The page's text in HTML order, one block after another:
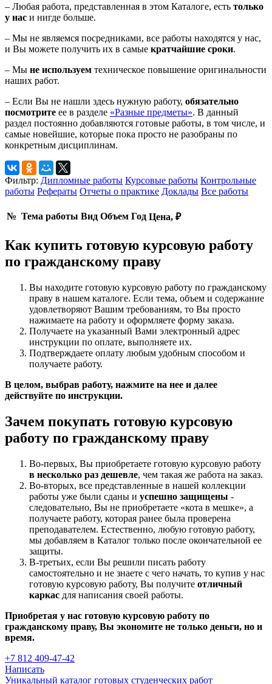
– Любая работа, представленная в этом Каталоге, есть только
у нас и нигде больше.
– Мы не являемся посредниками, все работы находятся у нас,
и Вы можете получить их в самые кратчайшие сроки.
– Мы не используем техническое повышение оригинальности
наших работ.
– Если Вы не нашли здесь нужную работу, обязательно
посмотрите ее в разделе «Разные предметы». В данный
раздел постоянно добавляются готовые работы, в том числе, и
самые новейшие, которые пока просто не разобраны по
конкретным дисциплинам.
Фильтр: Дипломные работы Курсовые работы Контрольные
работы Рефераты Отчеты о практике Доклады Все работы
№ Тема работы Вид Объем Год Цена, ₽
Как купить готовую курсовую работу
по гражданскому праву
Вы находите готовую курсовую работу по гражданскому
праву в нашем каталоге. Если тема, объем и содержание
удовлетворяют Вашим требованиям, то Вы просто
нажимаете на работу и оформляете форму заказа.
Получаете на указанный Вами электронный адрес
инструкции по оплате, выполняете их.
Подтверждаете оплату любым удобным способом и
получаете работу.
В целом, выбрав работу, нажмите на нее и далее
действуйте по инструкции.
Зачем покупать готовую курсовую
работу по гражданскому праву
Во-первых, Вы приобретаете готовую курсовую работу
в несколько раз дешевле, чем такая же работа на заказ.
Во-вторых, все представленные в нашей коллекции
работы уже были сданы и успешно защищены -
следовательно, Вы не приобретаете «кота в мешке», а
получаете работу, которая ранее была проверена
преподавателем. Естественно, любую готовую работу,
мы добавляем в Каталог только после окончательной ее
защиты.
В-третьих, если Вы решили писать работу
самостоятельно и не знаете с чего начать, то купив у нас
готовую курсовую работу, Вы получите отличный
каркас для написания своей работы.
Приобретая у нас готовую курсовую работу по
гражданскому праву, Вы экономите не только деньги, но и
время.
+7 812 409-47-42
Написать
Уникальный каталог готовых студенческих работ